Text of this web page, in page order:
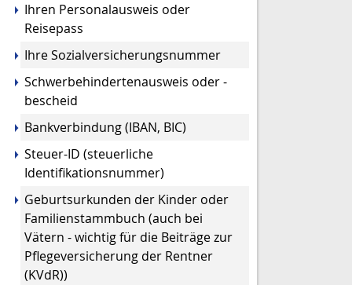
Ihren Personalausweis oder
Reisepass
Ihre Sozialversicherungsnummer
Schwerbehindertenausweis oder -
bescheid
Bankverbindung (IBAN, BIC)
Steuer-ID (steuerliche
Identifikationsnummer)
Geburtsurkunden der Kinder oder
Familienstammbuch (auch bei
Vätern - wichtig für die Beiträge zur
Pflegeversicherung der Rentner
(KVdR))